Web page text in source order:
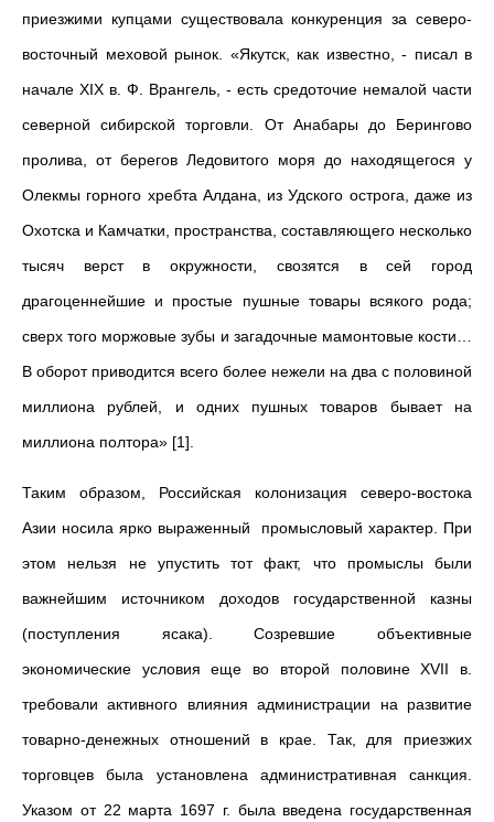
приезжими купцами существовала конкуренция за северо-
восточный меховой рынок. «Якутск, как известно, - писал в
начале ХIХ в. Ф. Врангель, - есть средоточие немалой части
северной сибирской торговли. От Анабары до Берингово
пролива, от берегов Ледовитого моря до находящегося у
Олекмы горного хребта Алдана, из Удского острога, даже из
Охотска и Камчатки, пространства, составляющего несколько
тысяч верст в окружности, свозятся в сей город
драгоценнейшие и простые пушные товары всякого рода;
сверх того моржовые зубы и загадочные мамонтовые кости…
В оборот приводится всего более нежели на два с половиной
миллиона рублей, и одних пушных товаров бывает на
миллиона полтора» [1].
Таким образом, Российская колонизация северо-востока
Азии носила ярко выраженный промысловый характер. При
этом нельзя не упустить тот факт, что промыслы были
важнейшим источником доходов государственной казны
(поступления ясака). Созревшие объективные
экономические условия еще во второй половине ХVII в.
требовали активного влияния администрации на развитие
товарно-денежных отношений в крае. Так, для приезжих
торговцев была установлена административная санкция.
Указом от 22 марта 1697 г. была введена государственная